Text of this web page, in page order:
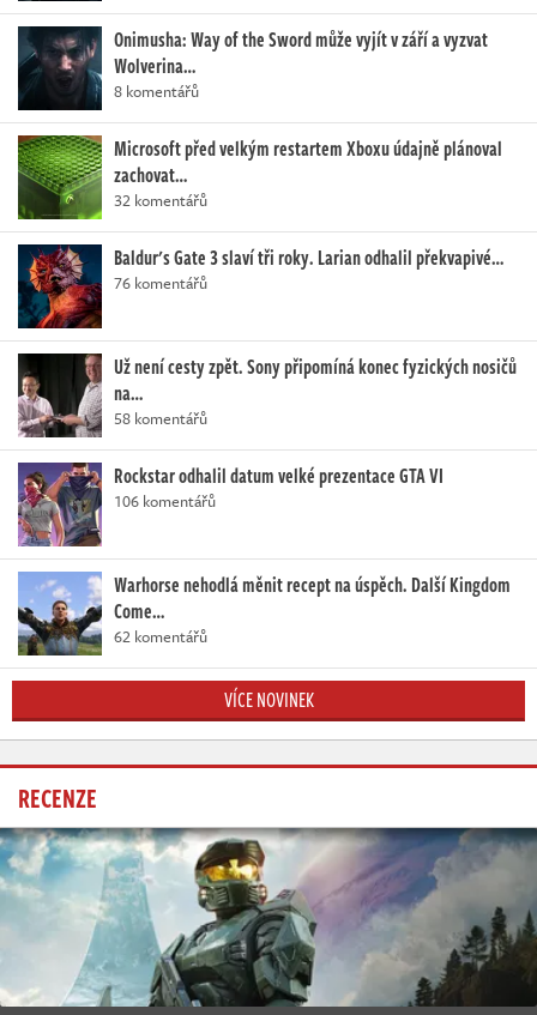
Onimusha: Way of the Sword může vyjít v září a vyzvat
Wolverina…
8 komentářů
Microsoft před velkým restartem Xboxu údajně plánoval
zachovat…
32 komentářů
Baldur's Gate 3 slaví tři roky. Larian odhalil překvapivé…
76 komentářů
Už není cesty zpět. Sony připomíná konec fyzických nosičů
na…
58 komentářů
Rockstar odhalil datum velké prezentace GTA VI
106 komentářů
Warhorse nehodlá měnit recept na úspěch. Další Kingdom
Come…
62 komentářů
VÍCE NOVINEK
RECENZE